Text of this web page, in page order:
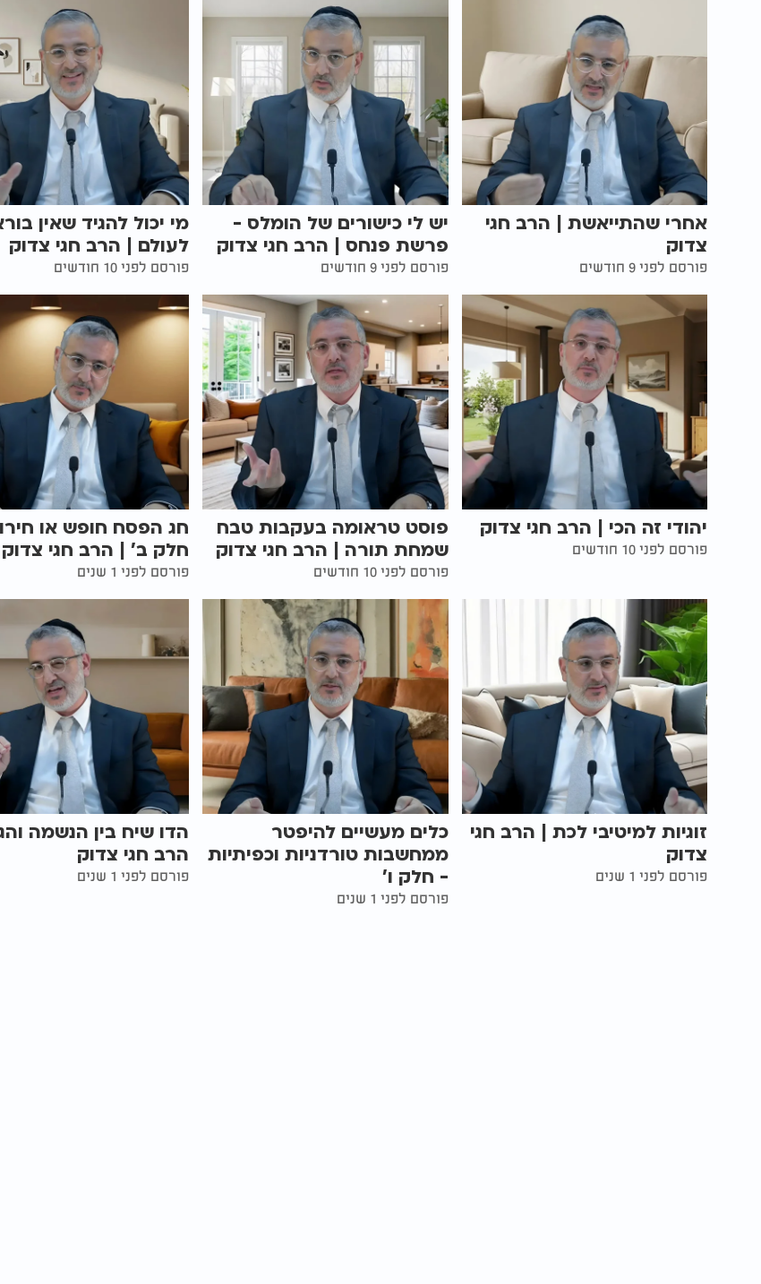
אחרי שהתייאשת | הרב חגי
צדוק
פורסם לפני 9 חודשים
יש לי כישורים של הומלס -
פרשת פנחס | הרב חגי צדוק
פורסם לפני 9 חודשים
מי יכול להגיד שאין
לעולם | הרב חגי צדוק
פורסם לפני 10 חודשים
יהודי זה הכי | הרב חגי צדוק
פורסם לפני 10 חודשים
פוסט טראומה בעקבות טבח
שמחת תורה | הרב חגי צדוק
פורסם לפני 10 חודשים
חג הפסח חופש או
חלק ב' | הרב חגי צדוק
פורסם לפני 1 שנים
זוגיות למיטיבי לכת | הרב חגי
צדוק
פורסם לפני 1 שנים
כלים מעשיים להיפטר
ממחשבות טורדניות וכפיתיות
- חלק ו'
פורסם לפני 1 שנים
הדו שיח בין הנשמה
הרב חגי צדוק
פורסם לפני 1 שנים